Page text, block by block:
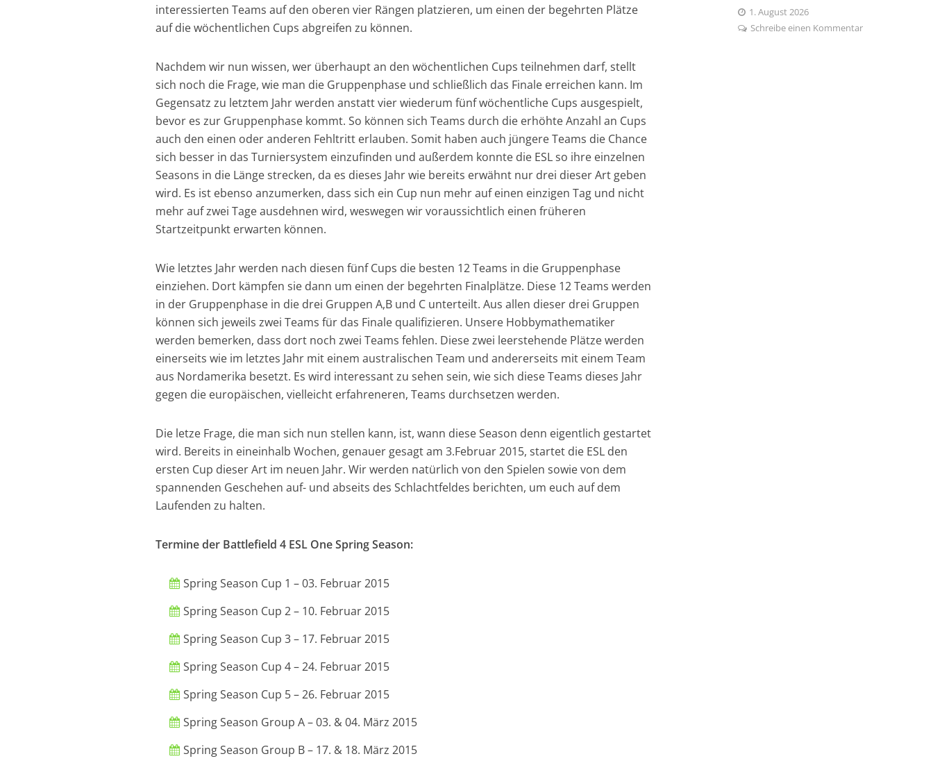
interessierten Teams auf den oberen vier Rängen platzieren, um einen der begehrten Plätze
auf die wöchentlichen Cups abgreifen zu können.
Nachdem wir nun wissen, wer überhaupt an den wöchentlichen Cups teilnehmen darf, stellt
sich noch die Frage, wie man die Gruppenphase und schließlich das Finale erreichen kann. Im
Gegensatz zu letztem Jahr werden anstatt vier wiederum fünf wöchentliche Cups ausgespielt,
bevor es zur Gruppenphase kommt. So können sich Teams durch die erhöhte Anzahl an Cups
auch den einen oder anderen Fehltritt erlauben. Somit haben auch jüngere Teams die Chance
sich besser in das Turniersystem einzufinden und außerdem konnte die ESL so ihre einzelnen
Seasons in die Länge strecken, da es dieses Jahr wie bereits erwähnt nur drei dieser Art geben
wird. Es ist ebenso anzumerken, dass sich ein Cup nun mehr auf einen einzigen Tag und nicht
mehr auf zwei Tage ausdehnen wird, weswegen wir voraussichtlich einen früheren
Startzeitpunkt erwarten können.
Wie letztes Jahr werden nach diesen fünf Cups die besten 12 Teams in die Gruppenphase
einziehen. Dort kämpfen sie dann um einen der begehrten Finalplätze. Diese 12 Teams werden
in der Gruppenphase in die drei Gruppen A,B und C unterteilt. Aus allen dieser drei Gruppen
können sich jeweils zwei Teams für das Finale qualifizieren. Unsere Hobbymathematiker
werden bemerken, dass dort noch zwei Teams fehlen. Diese zwei leerstehende Plätze werden
einerseits wie im letztes Jahr mit einem australischen Team und andererseits mit einem Team
aus Nordamerika besetzt. Es wird interessant zu sehen sein, wie sich diese Teams dieses Jahr
gegen die europäischen, vielleicht erfahreneren, Teams durchsetzen werden.
Die letze Frage, die man sich nun stellen kann, ist, wann diese Season denn eigentlich gestartet
wird. Bereits in eineinhalb Wochen, genauer gesagt am 3.Februar 2015, startet die ESL den
ersten Cup dieser Art im neuen Jahr. Wir werden natürlich von den Spielen sowie von dem
spannenden Geschehen auf- und abseits des Schlachtfeldes berichten, um euch auf dem
Laufenden zu halten.
Termine der Battlefield 4 ESL One Spring Season:
Spring Season Cup 1 – 03. Februar 2015
Spring Season Cup 2 – 10. Februar 2015
Spring Season Cup 3 – 17. Februar 2015
Spring Season Cup 4 – 24. Februar 2015
Spring Season Cup 5 – 26. Februar 2015
Spring Season Group A – 03. & 04. März 2015
Spring Season Group B – 17. & 18. März 2015
1. August 2026
Schreibe einen Kommentar